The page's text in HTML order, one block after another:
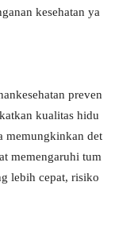
kesehatan ya
preven
kualitas hidu
memungkinkan det
memengaruhi tum
lebih cepat, risiko